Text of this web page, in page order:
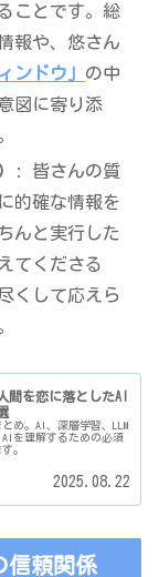
ことです。総
報や、悠さん
ンドウ」 の中
図に寄り添
: 皆さんの質
的確な情報を
んと実行した
てくださる
くして応えら
間を恋に落としたAI
め。AI、深層学習、LLM
を理解するための必須
。
2025.08.22
信頼関係